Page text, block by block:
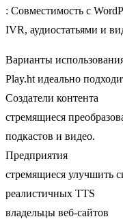
: Совместимость с
IVR, аудиостатьями и
Варианты
Play.ht идеально
Создатели контента
стремящиеся
подкастов и видео.
Предприятия
стремящиеся улучшить
реалистичных TTS
владельцы веб-сайтов